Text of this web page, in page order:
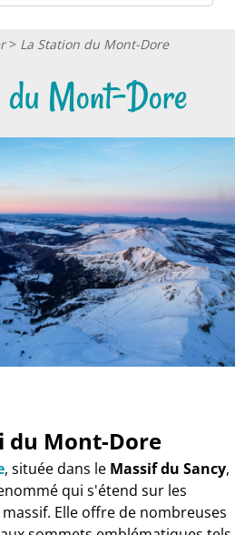
> La Station du Mont-Dore
du Mont-Dore
du Mont-Dore
, située dans le Massif du Sancy,
qui s'étend sur les
Elle offre de nombreuses